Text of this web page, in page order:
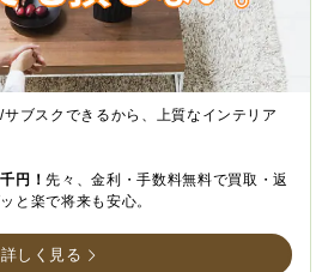
ブスクできるから、上質なインテリア
千円！先々、金利・手数料無料で買取・返
と楽で将来も安心。
詳しく見る